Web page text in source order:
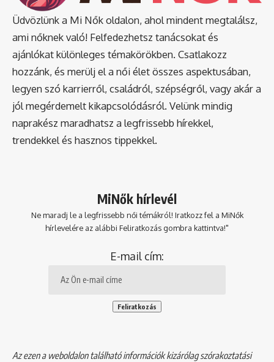
Üdvözlünk a Mi Nők oldalon, ahol mindent megtalálsz,
ami nőknek való! Felfedezhetsz tanácsokat és
ajánlókat különleges témakörökben. Csatlakozz
hozzánk, és merülj el a női élet összes aspektusában,
legyen szó karrierről, családról, szépségről, vagy akár a
jól megérdemelt kikapcsolódásról. Velünk mindig
naprakész maradhatsz a legfrissebb hírekkel,
trendekkel és hasznos tippekkel.
MiNők hírlevél
Ne maradj le a legfrissebb női témákról! Iratkozz fel a MiNők
hírlevelére az alábbi Feliratkozás gombra kattintva!"
E-mail cím:
Az ezen a weboldalon található információk kizárólag szórakoztatási